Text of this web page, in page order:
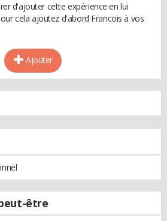
d'ajouter cette expérience en lui
cela ajoutez d'abord Francois à vos
Ajouter
être